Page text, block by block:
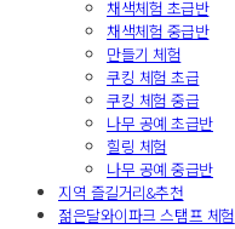
채색체험 초급반
채색체험 중급반
만들기 체험
쿠킹 체험 초급
쿠킹 체험 중급
나무 공예 초급반
힐링 체험
나무 공예 중급반
지역 즐길거리&추천
젊은달와이파크 스탬프 체험